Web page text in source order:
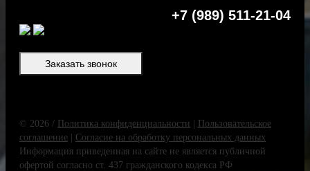
+7 (989) 511-21-04
Заказать звонок
© 2026 / Политика конфиденциальности | Пользовательское
соглашение | Согласие на обработку персональных данных
Информация приведенная на сайте не является публичной
офертой согласно ст. 437 гражданского кодекса РФ